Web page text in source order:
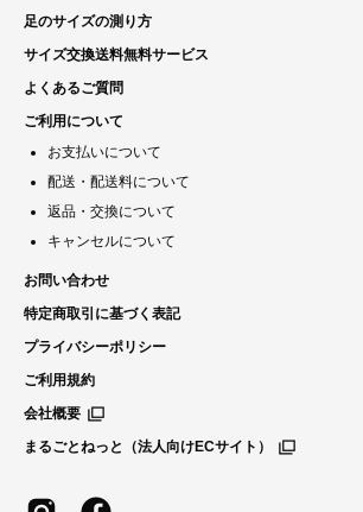
足のサイズの測り方
サイズ交換送料無料サービス
よくあるご質問
ご利用について
お支払いについて
配送・配送料について
返品・交換について
キャンセルについて
お問い合わせ
特定商取引に基づく表記
プライバシーポリシー
ご利用規約
会社概要
まるごとねっと（法人向けECサイト）